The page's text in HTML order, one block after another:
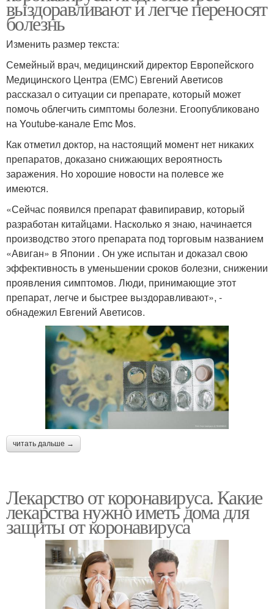
выздоравливают и легче переносят
болезнь
Изменить размер текста:
Семейный врач, медицинский директор Европейского
Медицинского Центра (ЕМС) Евгений Аветисов
рассказал о ситуации си препарате, который может
помочь облегчить симптомы болезни. Егоопубликовано
на Youtube-канале Emc Mos.
Как отметил доктор, на настоящий момент нет никаких
препаратов, доказано снижающих вероятность
заражения. Но хорошие новости на полевсе же
имеются.
«Сейчас появился препарат фавипиравир, который
разработан китайцами. Насколько я знаю, начинается
производство этого препарата под торговым названием
«Авиган» в Японии . Он уже испытан и доказал свою
эффективность в уменьшении сроков болезни, снижении
проявления симптомов. Люди, принимающие этот
препарат, легче и быстрее выздоравливают», -
обнадежил Евгений Аветисов.
читать дальше →
Лекарство от коронавируса. Какие
лекарства нужно иметь дома для
защиты от коронавируса